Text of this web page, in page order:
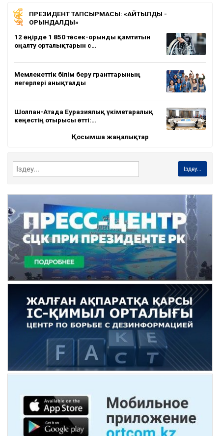
ПРЕЗИДЕНТ ТАПСЫРМАСЫ: «АЙТЫЛДЫ -
ОРЫНДАЛДЫ»
12 өңірде 1 850 төсек-орынды қамтитын
оңалту орталықтарын с…
Мемлекеттік білім беру гранттарының
иегерлері анықталды
Шолпан-Атада Еуразиялық үкіметаралық
кеңестің отырысы өтті:…
Қосымша жаңалықтар
Іздеу...